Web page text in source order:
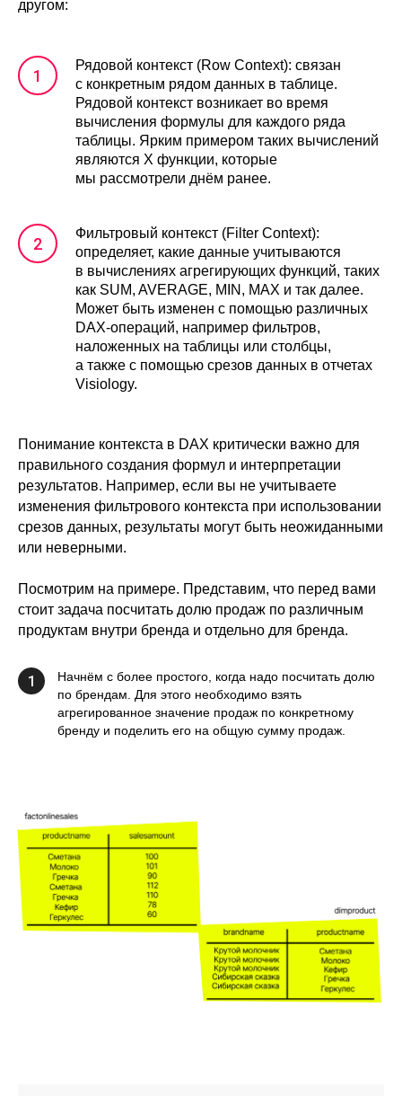
другом:
Рядовой контекст (Row Context): связан
с конкретным рядом данных в таблице.
Рядовой контекст возникает во время
вычисления формулы для каждого ряда
таблицы. Ярким примером таких вычислений
являются Х функции, которые
мы рассмотрели днём ранее.
Фильтровый контекст (Filter Context):
определяет, какие данные учитываются
в вычислениях агрегирующих функций, таких
как SUM, AVERAGE, MIN, MAX и так далее.
Может быть изменен с помощью различных
DAX-операций, например фильтров,
наложенных на таблицы или столбцы,
а также с помощью срезов данных в отчетах
Visiology.
Понимание контекста в DAX критически важно для
правильного создания формул и интерпретации
результатов. Например, если вы не учитываете
изменения фильтрового контекста при использовании
срезов данных, результаты могут быть неожиданными
или неверными.
Посмотрим на примере. Представим, что перед вами
стоит задача посчитать долю продаж по различным
продуктам внутри бренда и отдельно для бренда.
1
Начнём с более простого, когда надо посчитать долю
по брендам. Для этого необходимо взять
агрегированное значение продаж по конкретному
бренду и поделить его на общую сумму продаж.